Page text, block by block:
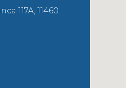
117A, 11460